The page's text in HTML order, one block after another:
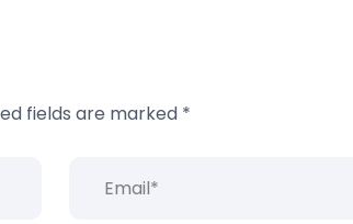
fields are marked *